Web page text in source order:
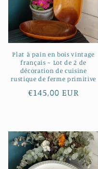
Plat à pain en bois vintage
français ~ Lot de 2 de
décoration de cuisine
rustique de ferme primitive
Prix
€145,00 EUR